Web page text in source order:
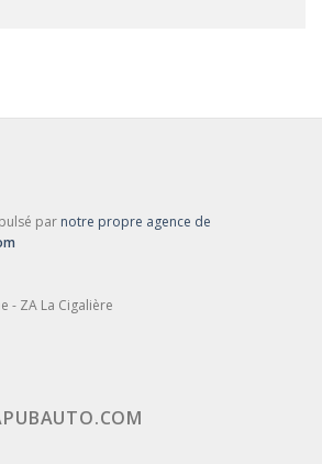
par notre propre agence de
- ZA La Cigalière